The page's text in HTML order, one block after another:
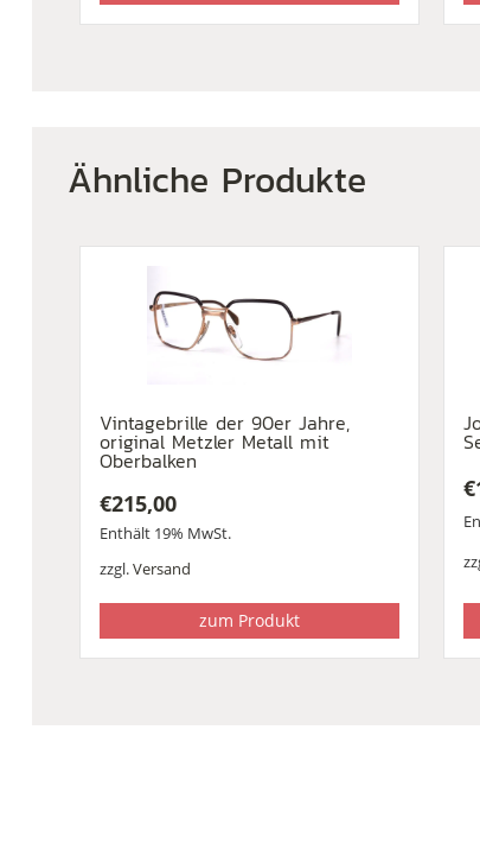
Ähnliche Produkte
Vintagebrille der 90er Jahre,
original Metzler Metall mit
Oberbalken
€215,00
Enthält 19% MwSt.
zzgl.Versand
zum Produkt
€